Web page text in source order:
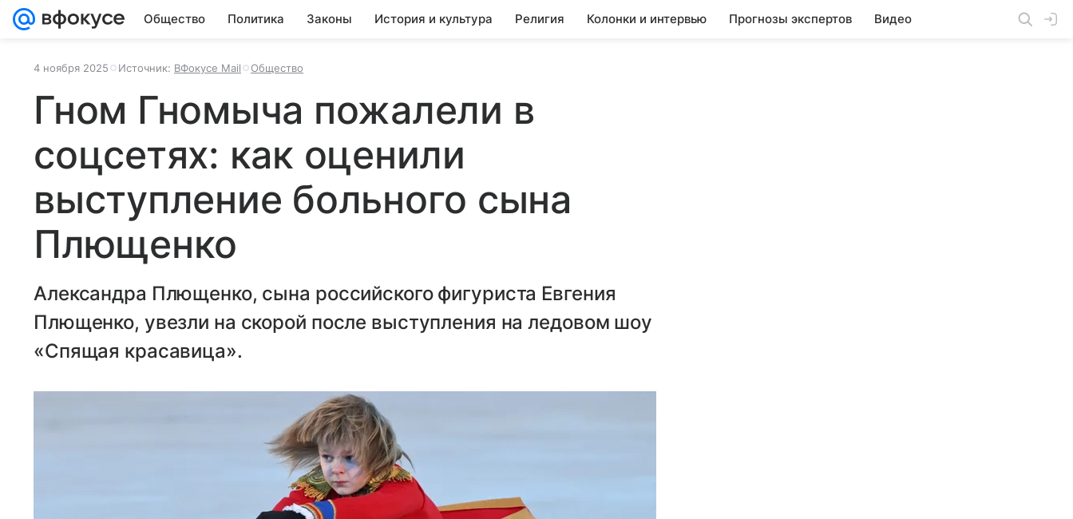
Общество Политика Законы История и культура Религия Колонки и интервью Прогнозы экспертов Видео
4 ноября 2025 Источник: ВФокусе Mail Общество
Гном Гномыча пожалели в
соцсетях: как оценили
выступление больного сына
Плющенко
Александра Плющенко, сына российского фигуриста Евгения
Плющенко, увезли на скорой после выступления на ледовом шоу
«Спящая красавица».